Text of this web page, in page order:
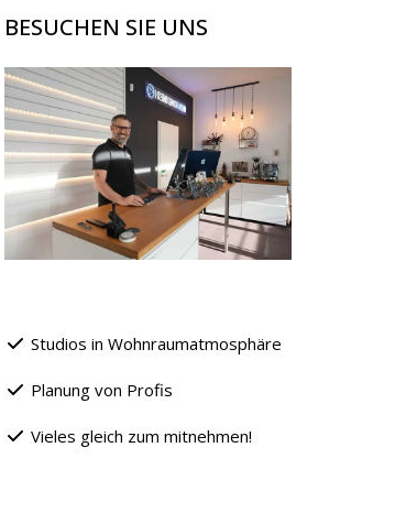
BESUCHEN SIE UNS
Studios in Wohnraumatmosphäre
Planung von Profis
Vieles gleich zum mitnehmen!